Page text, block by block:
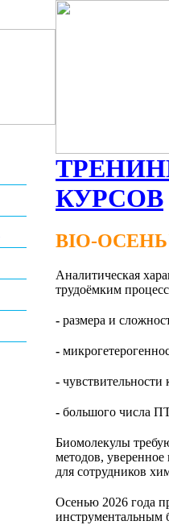
КУРСОВ
BIO-
Аналитическая
трудоёмким
- размера и
-
-
- большого числа
Биомолекулы
методов,
для сотрудников
Осенью 2026 года
инструментальным